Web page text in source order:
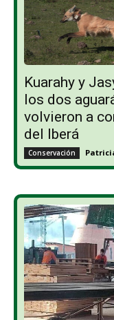
Kuarahy y
los dos
volvieron a
del Iberá
Conservación